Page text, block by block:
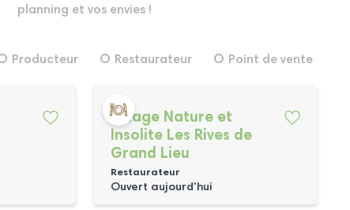
planning et vos envies !
Producteur Restaurateur Point de vente
Village Nature et
Insolite Les Rives de
Grand Lieu
Restaurateur
Ouvert aujourd'hui